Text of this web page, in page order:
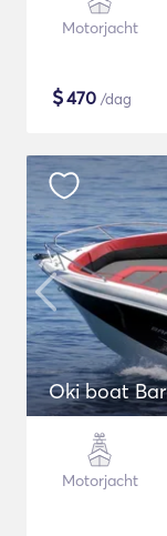
Motorjacht
$470 /dag
Oki
Motorjacht